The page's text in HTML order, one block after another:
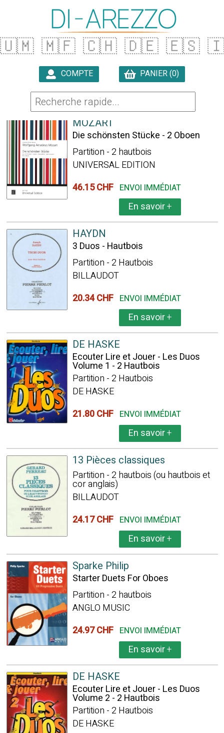
🇺🇲 🇲🇫 🇨🇭 🇩🇪 🇪🇸
COMPTE PANIER (0)
150 ARTICLES TROUVÉS
MOZART
Die schönsten Stücke - 2 Oboen
Partition - 2 hautbois
UNIVERSAL EDITION
46.15 CHF ENVOI IMMÉDIAT
En savoir+
HAYDN
3 Duos - Hautbois
Partition - 2 Hautbois
BILLAUDOT
20.34 CHF ENVOI IMMÉDIAT
En savoir+
DE HASKE
Ecouter Lire et Jouer - Les Duos
Volume 1 - 2 Hautbois
Partition - 2 Hautbois
DE HASKE
21.80 CHF ENVOI IMMÉDIAT
En savoir+
13 Pièces classiques
Partition - 2 hautbois (ou hautbois et
cor anglais)
BILLAUDOT
24.17 CHF ENVOI IMMÉDIAT
En savoir+
Sparke Philip
Starter Duets For Oboes
Partition - 2 hautbois
ANGLO MUSIC
24.97 CHF ENVOI IMMÉDIAT
En savoir+
DE HASKE
Ecouter Lire et Jouer - Les Duos
Volume 2 - 2 Hautbois
Partition - 2 Hautbois
DE HASKE